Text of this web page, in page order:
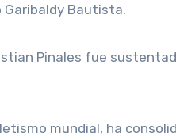
Bautista.
Pinales fue
mundial, ha